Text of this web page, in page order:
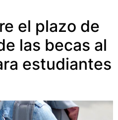
el plazo de
las becas al
estudiantes